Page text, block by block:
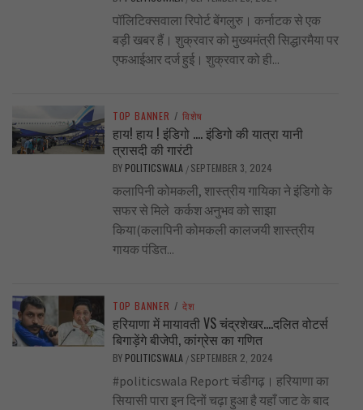
पॉलिटिक्सवाला रिपोर्ट बेंगलुरु। कर्नाटक से एक
बड़ी खबर हैं। शुक्रवार को मुख्यमंत्री सिद्धारमैया पर
एफआईआर दर्ज हुई। शुक्रवार को ही...
TOP BANNER / विशेष
हाय! हाय ! इंडिगो …. इंडिगो की यात्रा यानी
त्रासदी की गारंटी
BY POLITICSWALA / SEPTEMBER 3, 2024
कलापिनी कोमकली, शास्त्रीय गायिका ने इंडिगो के
सफर से मिले कर्कश अनुभव को साझा
किया(कलापिनी कोमकली कालजयी शास्त्रीय
गायक पंडित...
TOP BANNER / देश
हरियाणा में मायावती VS चंद्रशेखर….दलित वोटर्स
बिगाड़ेंगे बीजेपी, कांग्रेस का गणित
BY POLITICSWALA / SEPTEMBER 2, 2024
#politicswala Report चंडीगढ़। हरियाणा का
सियासी पारा इन दिनों चढ़ा हुआ है यहाँ जाट के बाद